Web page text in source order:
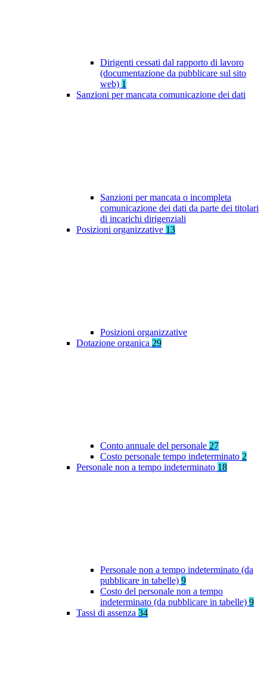
Dirigenti cessati dal rapporto di lavoro
(documentazione da pubblicare sul sito
web) 1
Sanzioni per mancata comunicazione dei dati
Sanzioni per mancata o incompleta
comunicazione dei dati da parte dei titolari
di incarichi dirigenziali
Posizioni organizzative 13
Posizioni organizzative
Dotazione organica 29
Conto annuale del personale 27
Costo personale tempo indeterminato 2
Personale non a tempo indeterminato 18
Personale non a tempo indeterminato (da
pubblicare in tabelle) 9
Costo del personale non a tempo
indeterminato (da pubblicare in tabelle) 9
Tassi di assenza 34